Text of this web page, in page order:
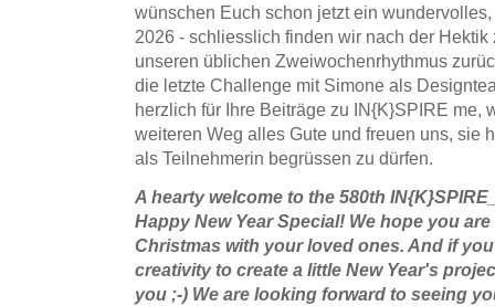
wünschen Euch schon jetzt ein
2026 - schliesslich finden wir nach der
unseren üblichen Zweiwochenrhythmus
die letzte Challenge mit Simone als
herzlich für Ihre Beiträge zu IN{K}SPIRE me,
weiteren Weg alles Gute und freuen uns, sie
als Teilnehmerin begrüssen zu dürfen.
A hearty welcome to the 580th
Happy New Year Special! We hope you
Christmas with your loved ones. And if
creativity to create a little New Year's
you ;-) We are looking forward to seeing